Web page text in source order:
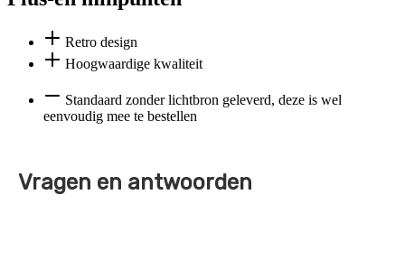
Retro design
Hoogwaardige kwaliteit
Standaard zonder lichtbron geleverd, deze is wel
eenvoudig mee te bestellen
Vragen en antwoorden